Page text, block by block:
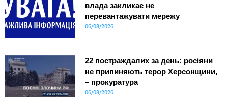
влада закликає не
перевантажувати мережу
06/08/2026
22 постраждалих за день: росіяни
не припиняють терор Херсонщини,
– прокуратура
06/08/2026